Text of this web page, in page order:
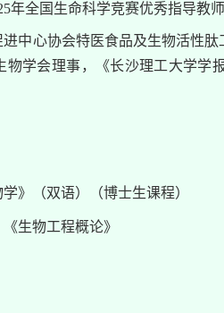
年全国生命科学竞赛优秀指导教师
中心协会特医食品及生物活性
学会理事，《长沙理工大学学
》（双语）（博士生课程）
生物工程概论》